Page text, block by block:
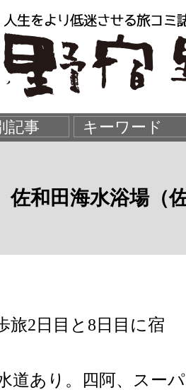
佐和田海水浴場（
旅2日目と8日目に宿
道あり。四阿、スーパ